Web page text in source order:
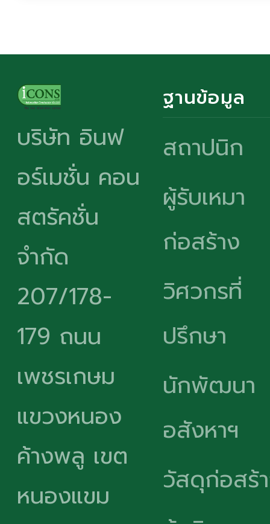
บริษัท อินฟ
อร์เมชั่น คอน
สตรัคชั่น
จำกัด
207/178-
179 ถนน
เพชรเกษม
แขวงหนอง
ค้างพลู เขต
หนองแขม
ฐานข้อมูล
สถาปนิก
ผู้รับเหมา
ก่อสร้าง
วิศวกรที่
ปรึกษา
นักพัฒนา
อสังหาฯ
วัสดุก่อสร้